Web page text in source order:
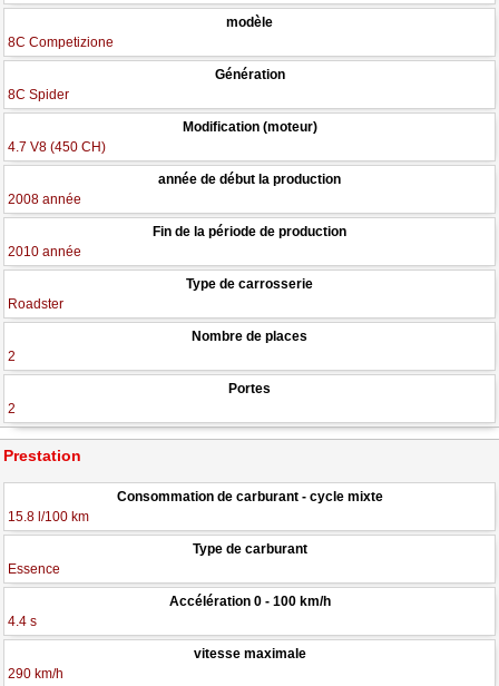
modèle
8C Competizione
Génération
8C Spider
Modification (moteur)
4.7 V8 (450 CH)
année de début la production
2008 année
Fin de la période de production
2010 année
Type de carrosserie
Roadster
Nombre de places
2
Portes
2
Prestation
Consommation de carburant - cycle mixte
15.8 l/100 km
Type de carburant
Essence
Accélération 0 - 100 km/h
4.4 s
vitesse maximale
290 km/h